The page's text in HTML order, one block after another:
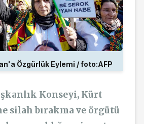
Özgürlük Eylemi / foto:AFP
Konseyi, Kürt
silah bırakma ve örgütü